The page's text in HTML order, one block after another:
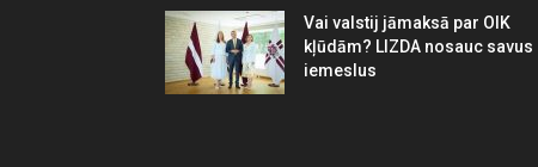
Vai valstij jāmaksā par OIK
kļūdām? LIZDA nosauc savus
iemeslus